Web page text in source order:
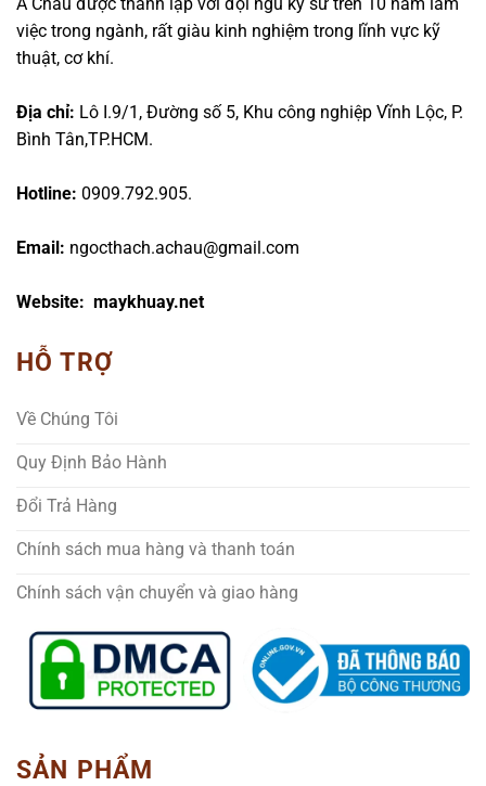
việc trong ngành, rất giàu kinh nghiệm trong lĩnh vực kỹ
thuật, cơ khí.
Địa chỉ: Lô I.9/1, Đường số 5, Khu công nghiệp Vĩnh Lộc, P.
Bình Tân,TP.HCM.
Hotline: 0909.792.905.
Email: ngocthach.achau@gmail.com
Website: maykhuay.net
HỖ TRỢ
Về Chúng Tôi
Quy Định Bảo Hành
Đổi Trả Hàng
Chính sách mua hàng và thanh toán
Chính sách vận chuyển và giao hàng
SẢN PHẨM